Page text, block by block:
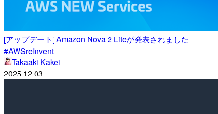
[アップデート] Amazon Nova 2 Liteが発表されました
#AWSreInvent
Takaaki Kakei
2025.12.03